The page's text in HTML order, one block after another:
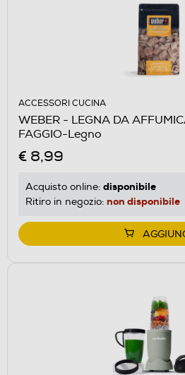
ACCESSORI CUCINA
WEBER - LEGNA DA
FAGGIO-Legno
€ 8,99
Acquisto online: disponibile
Ritiro in negozio: non disponibile